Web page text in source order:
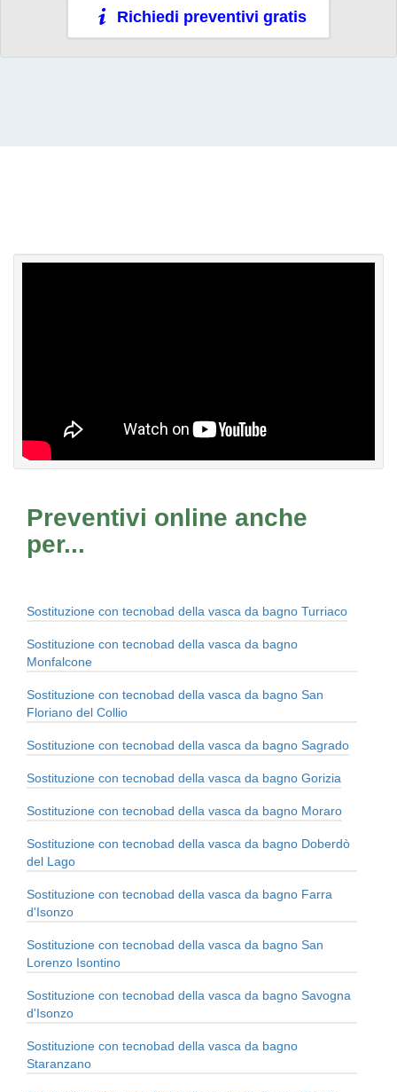
Richiedi preventivi gratis
Preventivi online anche
per...
Sostituzione con tecnobad della vasca da bagno Turriaco
Sostituzione con tecnobad della vasca da bagno
Monfalcone
Sostituzione con tecnobad della vasca da bagno San
Floriano del Collio
Sostituzione con tecnobad della vasca da bagno Sagrado
Sostituzione con tecnobad della vasca da bagno Gorizia
Sostituzione con tecnobad della vasca da bagno Moraro
Sostituzione con tecnobad della vasca da bagno Doberdò
del Lago
Sostituzione con tecnobad della vasca da bagno Farra
d'Isonzo
Sostituzione con tecnobad della vasca da bagno San
Lorenzo Isontino
Sostituzione con tecnobad della vasca da bagno Savogna
d'Isonzo
Sostituzione con tecnobad della vasca da bagno
Staranzano